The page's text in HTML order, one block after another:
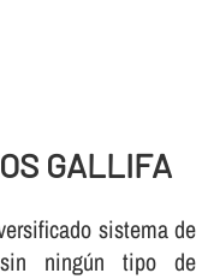
GALLIFA
sistema de
ningún tipo de